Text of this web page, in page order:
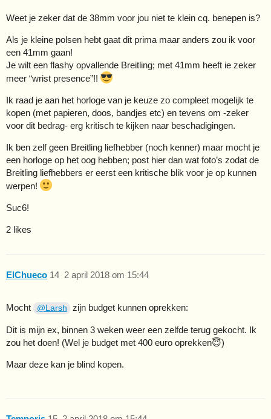
Weet je zeker dat de 38mm voor jou niet te klein cq. benepen is?
Als je kleine polsen hebt gaat dit prima maar anders zou ik voor
een 41mm gaan!
Je wilt een flashy opvallende Breitling; met 41mm heeft ie zeker
meer “wrist presence”!!
Ik raad je aan het horloge van je keuze zo compleet mogelijk te
kopen (met papieren, doos, bandjes etc) en tevens om -zeker
voor dit bedrag- erg kritisch te kijken naar beschadigingen.
Ik ben zelf geen Breitling liefhebber (noch kenner) maar mocht je
een horloge op het oog hebben; post hier dan wat foto’s zodat de
Breitling liefhebbers er eerst een kritische blik voor je op kunnen
werpen!
Suc6!
2 likes
ElChueco 2 april 2018 om 15:44
14
Mocht @Larsh zijn budget kunnen oprekken:
Dit is mijn ex, binnen 3 weken weer een zelfde terug gekocht. Ik
zou het doen! (Wel je budget met 400 euro oprekken😇)
Maar deze kan je blind kopen.